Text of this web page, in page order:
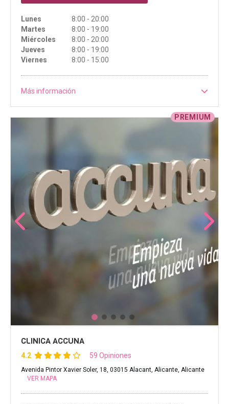
Lunes
8:00 - 20:00
Martes
8:00 - 19:00
Miércoles
8:00 - 20:00
Jueves
8:00 - 19:00
Viernes
8:00 - 15:00
Más información
PREMIUM
CLINICA ACCUNA
4.2 59 Opiniones
Avenida Pintor Xavier Soler, 18, 03015 Alacant, Alicante, Alicante
VER MAPA